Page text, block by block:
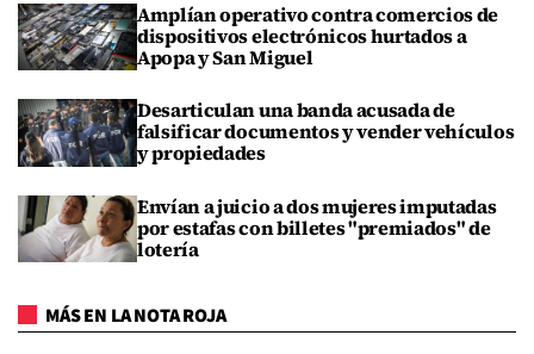
Amplían operativo contra comercios de
dispositivos electrónicos hurtados a
Apopa y San Miguel
Desarticulan una banda acusada de
falsificar documentos y vender vehículos
y propiedades
Envían a juicio a dos mujeres imputadas
por estafas con billetes "premiados" de
lotería
MÁS EN LA NOTA ROJA